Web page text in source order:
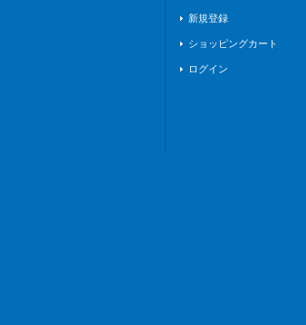
新規登録
ショッピングカート
ログイン